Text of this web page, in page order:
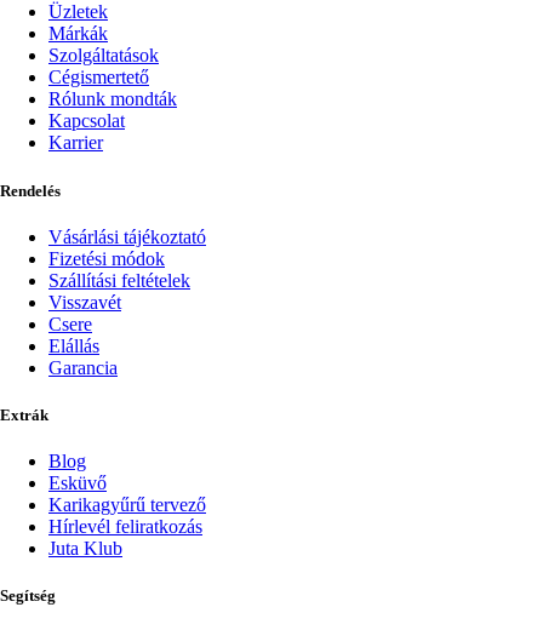
Üzletek
Márkák
Szolgáltatások
Cégismertető
Rólunk mondták
Kapcsolat
Karrier
Rendelés
Vásárlási tájékoztató
Fizetési módok
Szállítási feltételek
Visszavét
Csere
Elállás
Garancia
Extrák
Blog
Esküvő
Karikagyűrű tervező
Hírlevél feliratkozás
Juta Klub
Segítség